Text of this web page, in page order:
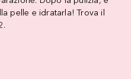
pelle e idratarla! Trova il